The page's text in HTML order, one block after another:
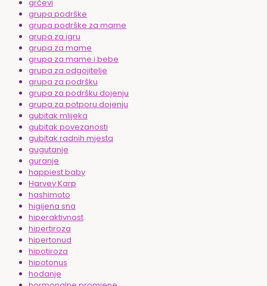
grčevi
grupa podrške
grupa podrške za mame
grupa za igru
grupa za mame
grupa za mame i bebe
grupa za odgojitelje
grupa za podršku
grupa za podršku dojenju
grupa za potporu dojenju
gubitak mlijeka
gubitak povezanosti
gubitak radnih mjesta
gugutanje
guranje
happiest baby
Harvey Karp
hashimoto
higijena sna
hiperaktivnost
hipertiroza
hipertonud
hipotiroza
hipotonus
hodanje